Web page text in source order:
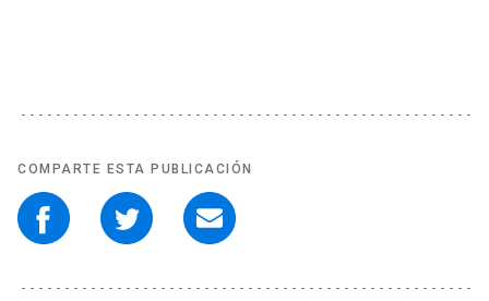
COMPARTE ESTA PUBLICACIÓN